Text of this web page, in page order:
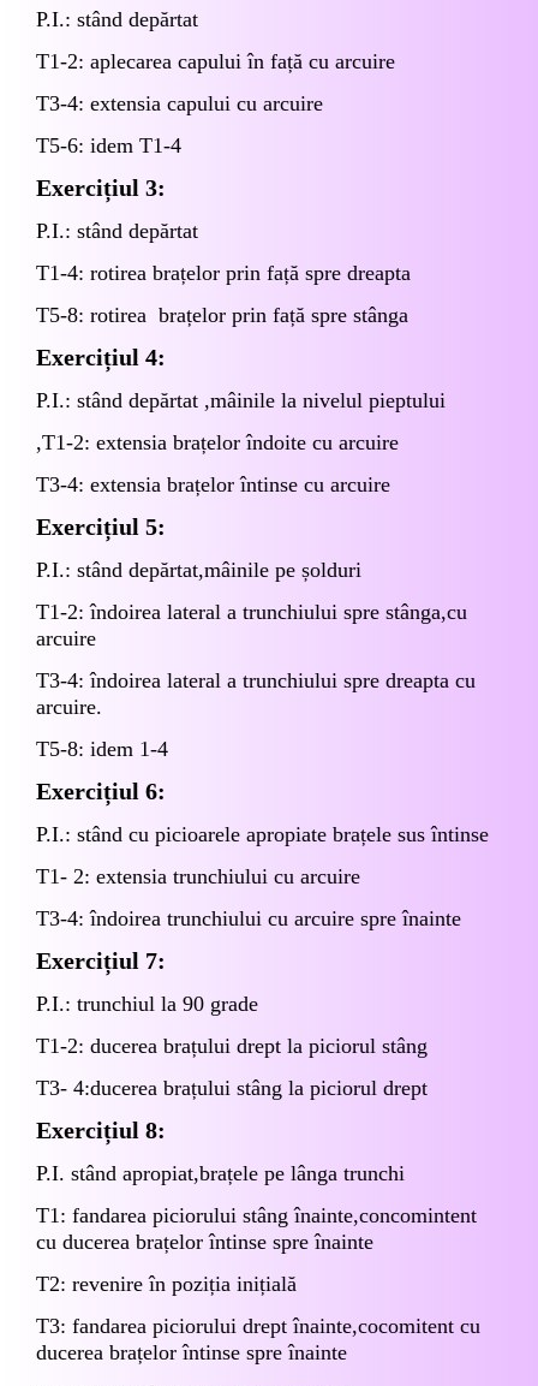
P.I.: stând depărtat
T1-2: aplecarea capului în față cu arcuire
T3-4: extensia capului cu arcuire
T5-6: idem T1-4
Exercițiul 3:
P.I.: stând depărtat
T1-4: rotirea brațelor prin față spre dreapta
T5-8: rotirea brațelor prin față spre stânga
Exercițiul 4:
P.I.: stând depărtat ,mâinile la nivelul pieptului
,T1-2: extensia brațelor îndoite cu arcuire
T3-4: extensia brațelor întinse cu arcuire
Exercițiul 5:
P.I.: stând depărtat,mâinile pe șolduri
T1-2: îndoirea lateral a trunchiului spre stânga,cu
arcuire
T3-4: îndoirea lateral a trunchiului spre dreapta cu
arcuire.
T5-8: idem 1-4
Exercițiul 6:
P.I.: stând cu picioarele apropiate brațele sus întinse
T1- 2: extensia trunchiului cu arcuire
T3-4: îndoirea trunchiului cu arcuire spre înainte
Exercițiul 7:
P.I.: trunchiul la 90 grade
T1-2: ducerea brațului drept la piciorul stâng
T3- 4:ducerea brațului stâng la piciorul drept
Exercițiul 8:
P.I. stând apropiat,brațele pe lânga trunchi
T1: fandarea piciorului stâng înainte,concomintent
cu ducerea brațelor întinse spre înainte
T2: revenire în poziția inițială
T3: fandarea piciorului drept înainte,cocomitent cu
ducerea brațelor întinse spre înainte